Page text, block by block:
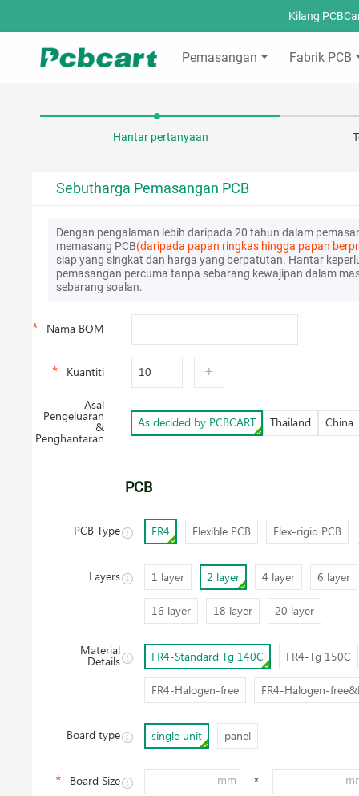
Kilang
Pemasangan Fabrik PCB
Hantar pertanyaan
Sebutharga Pemasangan PCB
Dengan pengalaman lebih daripada 20 tahun dalam
memasang PCB(daripada papan ringkas hingga papan
siap yang singkat dan harga yang berpatutan. Hantar
pemasangan percuma tanpa sebarang kewajipan dalam
sebarang soalan.
Nama BOM
Kuantiti +
Asal
Pengeluaran
&
Penghantaran
As decided by PCBCART Thailand China
PCB
PCB Type FR4 Flexible PCB Flex-rigid PCB
Layers 1 layer 2 layer 4 layer
6 layer
16 layer
18 layer 20 layer
Material
Details FR4-Standard Tg 140C
FR4-Tg 150C
FR4-Halogen-free
FR4-Halogen-
Board type single unit panel
Board Size mm *